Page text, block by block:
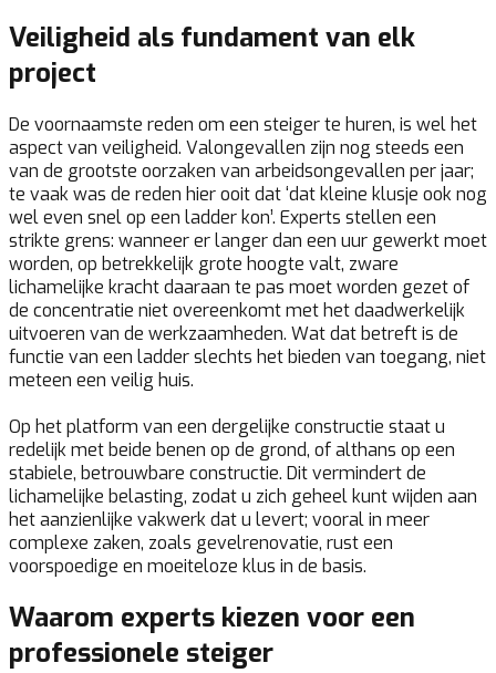
Veiligheid als fundament van elk
project
De voornaamste reden om een steiger te huren, is wel het
aspect van veiligheid. Valongevallen zijn nog steeds een
van de grootste oorzaken van arbeidsongevallen per jaar;
te vaak was de reden hier ooit dat ‘dat kleine klusje ook nog
wel even snel op een ladder kon’. Experts stellen een
strikte grens: wanneer er langer dan een uur gewerkt moet
worden, op betrekkelijk grote hoogte valt, zware
lichamelijke kracht daaraan te pas moet worden gezet of
de concentratie niet overeenkomt met het daadwerkelijk
uitvoeren van de werkzaamheden. Wat dat betreft is de
functie van een ladder slechts het bieden van toegang, niet
meteen een veilig huis.
Op het platform van een dergelijke constructie staat u
redelijk met beide benen op de grond, of althans op een
stabiele, betrouwbare constructie. Dit vermindert de
lichamelijke belasting, zodat u zich geheel kunt wijden aan
het aanzienlijke vakwerk dat u levert; vooral in meer
complexe zaken, zoals gevelrenovatie, rust een
voorspoedige en moeiteloze klus in de basis.
Waarom experts kiezen voor een
professionele steiger